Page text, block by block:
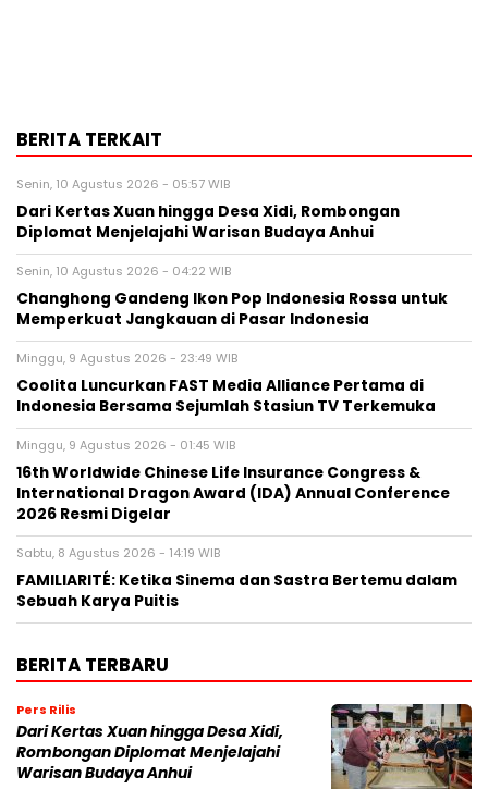
BERITA TERKAIT
Senin, 10 Agustus 2026 - 05:57 WIB
Dari Kertas Xuan hingga Desa Xidi, Rombongan
Diplomat Menjelajahi Warisan Budaya Anhui
Senin, 10 Agustus 2026 - 04:22 WIB
Changhong Gandeng Ikon Pop Indonesia Rossa untuk
Memperkuat Jangkauan di Pasar Indonesia
Minggu, 9 Agustus 2026 - 23:49 WIB
Coolita Luncurkan FAST Media Alliance Pertama di
Indonesia Bersama Sejumlah Stasiun TV Terkemuka
Minggu, 9 Agustus 2026 - 01:45 WIB
16th Worldwide Chinese Life Insurance Congress &
International Dragon Award (IDA) Annual Conference
2026 Resmi Digelar
Sabtu, 8 Agustus 2026 - 14:19 WIB
FAMILIARITÉ: Ketika Sinema dan Sastra Bertemu dalam
Sebuah Karya Puitis
BERITA TERBARU
Pers Rilis
Dari Kertas Xuan hingga Desa Xidi,
Rombongan Diplomat Menjelajahi
Warisan Budaya Anhui